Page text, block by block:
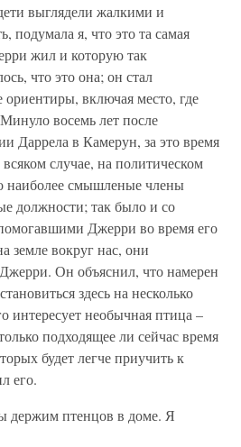
выглядели жалкими и
я, что это та самая
жил и которую так
что это она; он стал
ориентиры, включая место, где
восемь лет после
Даррела в Камерун, за это время
случае, на политическом
наиболее смышленые члены
должности; так было и со
Джерри во время его
земле вокруг нас, они
Он объяснил, что намерен
здесь на несколько
интересует необычная птица –
подходящее ли сейчас время
будет легче приучить к
его.
держим птенцов в доме. Я